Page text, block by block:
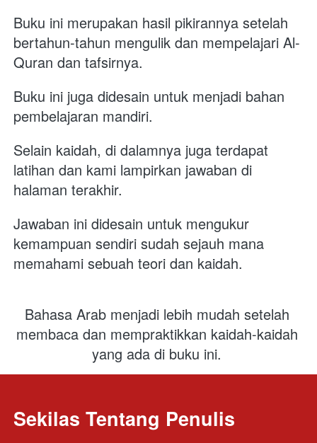
Buku ini merupakan hasil pikirannya setelah
bertahun-tahun mengulik dan mempelajari Al-
Quran dan tafsirnya.
Buku ini juga didesain untuk menjadi bahan
pembelajaran mandiri.
Selain kaidah, di dalamnya juga terdapat
latihan dan kami lampirkan jawaban di
halaman terakhir.
Jawaban ini didesain untuk mengukur
kemampuan sendiri sudah sejauh mana
memahami sebuah teori dan kaidah.
Bahasa Arab menjadi lebih mudah setelah
membaca dan mempraktikkan kaidah-kaidah
yang ada di buku ini.
Sekilas Tentang Penulis